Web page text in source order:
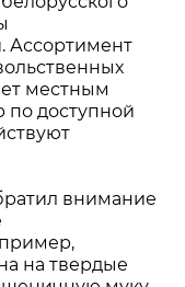
Ассортимент
местным
доступной
внимание
на твердые